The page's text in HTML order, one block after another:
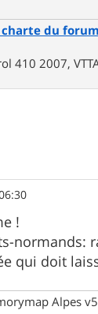
du
410 2007,
!
normands:
qui doit
Alpes